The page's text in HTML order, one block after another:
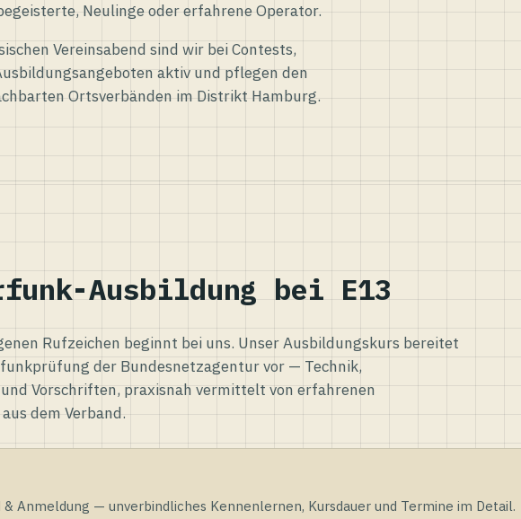
Neulinge oder erfahrene Operator.
Vereinsabend sind wir bei Contests,
aktiv und pflegen den
Ortsverbänden im Distrikt Hamburg.
Ausbildung bei E13
Rufzeichen beginnt bei uns. Unser Ausbildungskurs bereitet
der Bundesnetzagentur vor — Technik,
Vorschriften, praxisnah vermittelt von erfahrenen
dem Verband.
Anmeldung — unverbindliches Kennenlernen, Kursdauer und Termine im Detail.